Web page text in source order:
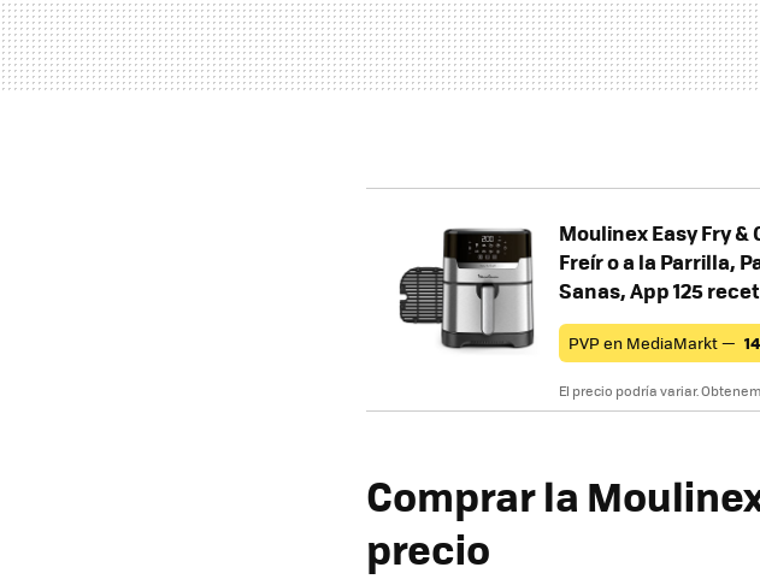
Moulinex Easy Fry &
Freír o a la Parrilla,
Sanas, App 125
PVP en MediaMarkt —
El precio podría variar.
Comprar la
precio